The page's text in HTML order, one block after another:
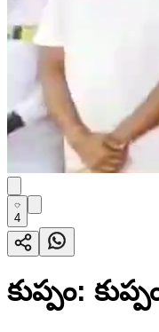
4
కుప్పం: